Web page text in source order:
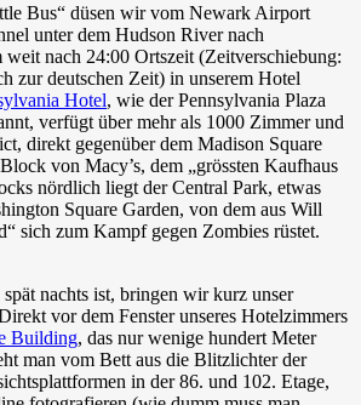
Bus“ düsen wir vom Newark Airport
unter dem Hudson River nach
nach 24:00 Ortszeit (Zeitverschiebung:
zur deutschen Zeit) in unserem Hotel
Hotel, wie der Pennsylvania Plaza
verfügt über mehr als 1000 Zimmer und
direkt gegenüber dem Madison Square
von Macy’s, dem „grössten Kaufhaus
nördlich liegt der Central Park, etwas
Square Garden, von dem aus Will
sich zum Kampf gegen Zombies rüstet.
nachts ist, bringen wir kurz unser
vor dem Fenster unseres Hotelzimmers
Building, das nur wenige hundert Meter
man vom Bett aus die Blitzlichter der
in der 86. und 102. Etage,